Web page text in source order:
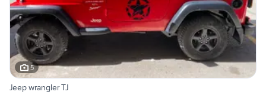
5
Jeep wrangler TJ